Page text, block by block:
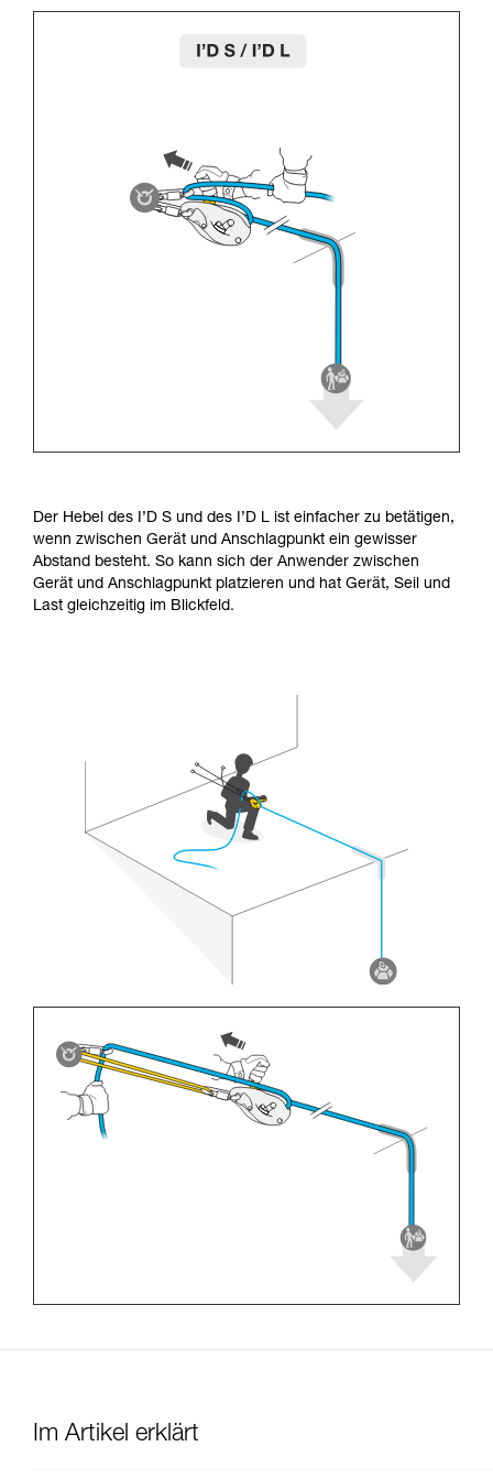
Der Hebel des I’D S und des I’D L ist einfacher zu betätigen,
wenn zwischen Gerät und Anschlagpunkt ein gewisser
Abstand besteht. So kann sich der Anwender zwischen
Gerät und Anschlagpunkt platzieren und hat Gerät, Seil und
Last gleichzeitig im Blickfeld.
Im Artikel erklärt